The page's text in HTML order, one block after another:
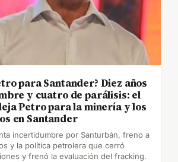
para Santander? Diez años
y cuatro de parálisis: el
Petro para la minería y los
en Santander
incertidumbre por Santurbán, freno a
y la política petrolera que cerró
y frenó la evaluación del fracking.